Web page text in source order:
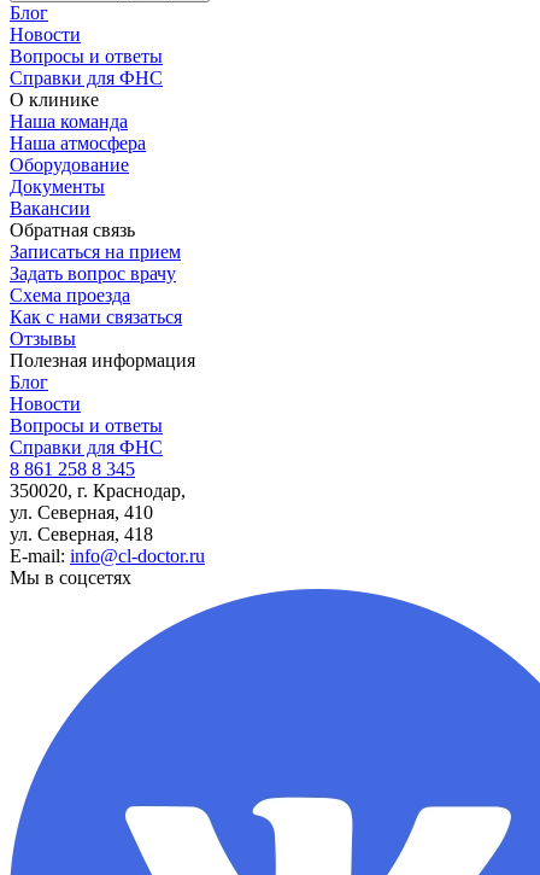
Блог
Новости
Вопросы и ответы
Справки для ФНС
О клинике
Наша команда
Наша атмосфера
Оборудование
Документы
Вакансии
Обратная связь
Записаться на прием
Задать вопрос врачу
Схема проезда
Как с нами связаться
Отзывы
Полезная информация
Блог
Новости
Вопросы и ответы
Справки для ФНС
8 861 258 8 345
350020, г. Краснодар,
ул. Северная, 410
ул. Северная, 418
E-mail: info@cl-doctor.ru
Мы в соцсетях